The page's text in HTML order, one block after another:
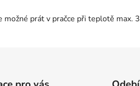
možné prát v pračce při teplotě max.